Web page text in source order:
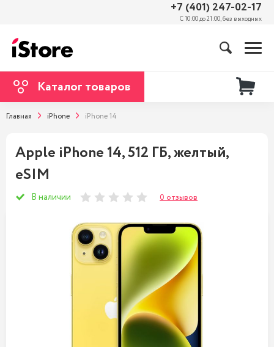
+7 (401) 247-02-17
С 10:00 до 21:00, без выходных
Каталог товаров
Главная iPhone iPhone 14
Apple iPhone 14, 512 ГБ, желтый,
eSIM
В наличии 0 отзывов